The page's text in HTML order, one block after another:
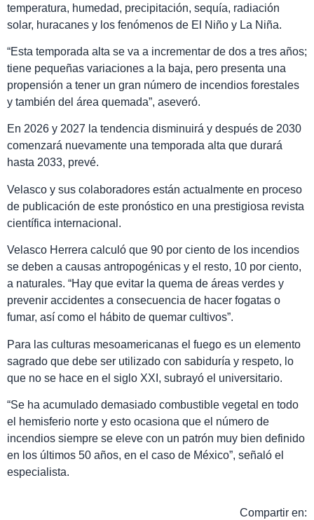
temperatura, humedad, precipitación, sequía, radiación
solar, huracanes y los fenómenos de El Niño y La Niña.
“Esta temporada alta se va a incrementar de dos a tres años;
tiene pequeñas variaciones a la baja, pero presenta una
propensión a tener un gran número de incendios forestales
y también del área quemada”, aseveró.
En 2026 y 2027 la tendencia disminuirá y después de 2030
comenzará nuevamente una temporada alta que durará
hasta 2033, prevé.
Velasco y sus colaboradores están actualmente en proceso
de publicación de este pronóstico en una prestigiosa revista
científica internacional.
Velasco Herrera calculó que 90 por ciento de los incendios
se deben a causas antropogénicas y el resto, 10 por ciento,
a naturales. “Hay que evitar la quema de áreas verdes y
prevenir accidentes a consecuencia de hacer fogatas o
fumar, así como el hábito de quemar cultivos”.
Para las culturas mesoamericanas el fuego es un elemento
sagrado que debe ser utilizado con sabiduría y respeto, lo
que no se hace en el siglo XXI, subrayó el universitario.
“Se ha acumulado demasiado combustible vegetal en todo
el hemisferio norte y esto ocasiona que el número de
incendios siempre se eleve con un patrón muy bien definido
en los últimos 50 años, en el caso de México”, señaló el
especialista.
Compartir en: